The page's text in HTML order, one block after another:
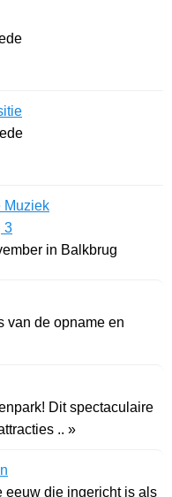
Muziek
3
in Balkbrug
van de opname en
Dit spectaculaire
.. »
eeuw die ingericht is als